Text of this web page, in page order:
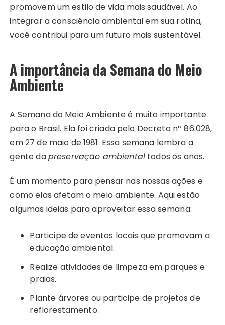
promovem um estilo de vida mais saudável. Ao
integrar a consciência ambiental em sua rotina,
você contribui para um futuro mais sustentável.
A importância da Semana do Meio
Ambiente
A Semana do Meio Ambiente é muito importante
para o Brasil. Ela foi criada pelo Decreto nº 86.028,
em 27 de maio de 1981. Essa semana lembra a
gente dapreservação ambiental todos os anos.
É um momento para pensar nas nossas ações e
como elas afetam o meio ambiente. Aqui estão
algumas ideias para aproveitar essa semana:
Participe de eventos locais que promovam a
educação ambiental.
Realize atividades de limpeza em parques e
praias.
Plante árvores ou participe de projetos de
reflorestamento.